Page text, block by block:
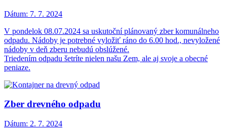
Dátum: 7. 7. 2024
V pondelok 08.07.2024 sa uskutoční plánovaný zber komunálneho
odpadu. Nádoby je potrebné vyložiť ráno do 6.00 hod., nevyložené
nádoby v deň zberu nebudú obslúžené.
Triedením odpadu šetríte nielen našu Zem, ale aj svoje a obecné
peniaze.
Zber drevného odpadu
Dátum: 2. 7. 2024